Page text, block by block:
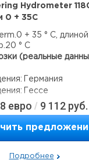
Hydrometer
0 + 35C
+ 35 ° C,
° C
(реальные
Германия
Гессе
евро / 9 112 руб.
Подробнее